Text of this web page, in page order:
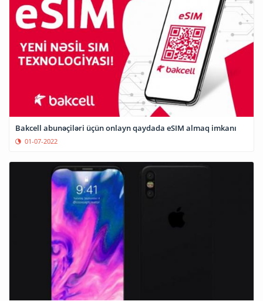
Bakcell abunəçiləri üçün onlayn qaydada eSIM almaq imkanı
01-07-2022